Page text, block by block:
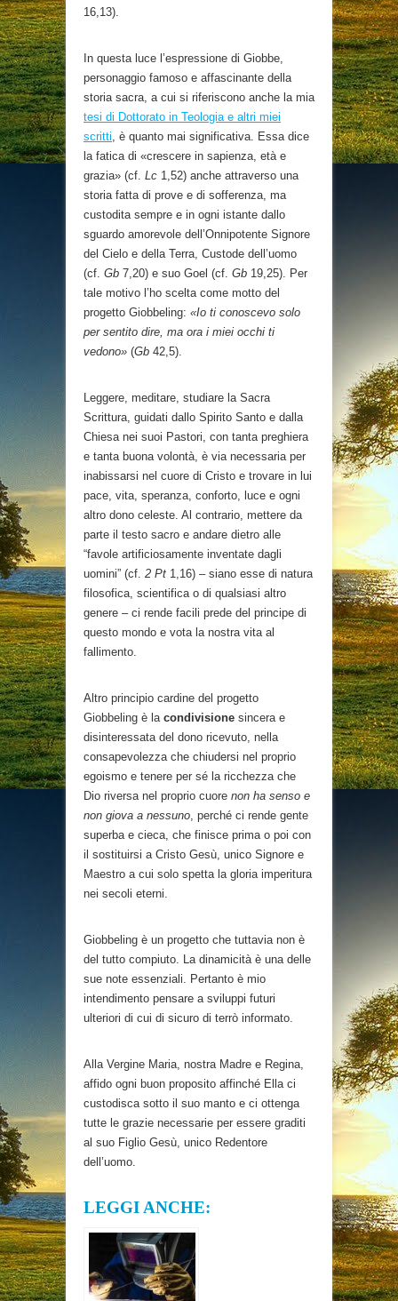
16,13).
In questa luce l’espressione di Giobbe,
personaggio famoso e affascinante della
storia sacra, a cui si riferiscono anche la mia
tesi di Dottorato in Teologia e altri miei
scritti , è quanto mai significativa. Essa dice
la fatica di «crescere in sapienza, età e
grazia» (cf. Lc 1,52) anche attraverso una
storia fatta di prove e di sofferenza, ma
custodita sempre e in ogni istante dallo
sguardo amorevole dell’Onnipotente Signore
del Cielo e della Terra, Custode dell’uomo
(cf. Gb 7,20) e suo Goel (cf. Gb 19,25). Per
tale motivo l’ho scelta come motto del
progetto Giobbeling: «Io ti conoscevo solo
per sentito dire, ma ora i miei occhi ti
vedono» (Gb 42,5).
Leggere, meditare, studiare la Sacra
Scrittura, guidati dallo Spirito Santo e dalla
Chiesa nei suoi Pastori, con tanta preghiera
e tanta buona volontà, è via necessaria per
inabissarsi nel cuore di Cristo e trovare in lui
pace, vita, speranza, conforto, luce e ogni
altro dono celeste. Al contrario, mettere da
parte il testo sacro e andare dietro alle
“favole artificiosamente inventate dagli
uomini” (cf. 2 Pt 1,16) – siano esse di natura
filosofica, scientifica o di qualsiasi altro
genere – ci rende facili prede del principe di
questo mondo e vota la nostra vita al
fallimento.
Altro principio cardine del progetto
Giobbeling è la condivisione sincera e
disinteressata del dono ricevuto, nella
consapevolezza che chiudersi nel proprio
egoismo e tenere per sé la ricchezza che
Dio riversa nel proprio cuore non ha senso e
non giova a nessuno , perché ci rende gente
superba e cieca, che finisce prima o poi con
il sostituirsi a Cristo Gesù, unico Signore e
Maestro a cui solo spetta la gloria imperitura
nei secoli eterni.
Giobbeling è un progetto che tuttavia non è
del tutto compiuto. La dinamicità è una delle
sue note essenziali. Pertanto è mio
intendimento pensare a sviluppi futuri
ulteriori di cui di sicuro di terrò informato.
Alla Vergine Maria, nostra Madre e Regina,
affido ogni buon proposito affinché Ella ci
custodisca sotto il suo manto e ci ottenga
tutte le grazie necessarie per essere graditi
al suo Figlio Gesù, unico Redentore
dell’uomo.
LEGGI ANCHE: